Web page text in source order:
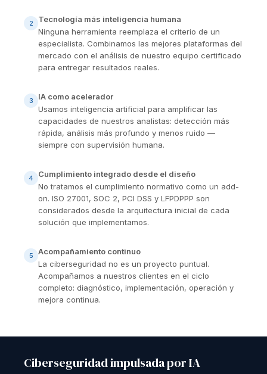
2
Tecnología más inteligencia humana
Ninguna herramienta reemplaza el criterio de un
especialista. Combinamos las mejores plataformas del
mercado con el análisis de nuestro equipo certificado
para entregar resultados reales.
3
IA como acelerador
Usamos inteligencia artificial para amplificar las
capacidades de nuestros analistas: detección más
rápida, análisis más profundo y menos ruido —
siempre con supervisión humana.
4
Cumplimiento integrado desde el diseño
No tratamos el cumplimiento normativo como un add-
on. ISO 27001, SOC 2, PCI DSS y LFPDPPP son
considerados desde la arquitectura inicial de cada
solución que implementamos.
5
Acompañamiento continuo
La ciberseguridad no es un proyecto puntual.
Acompañamos a nuestros clientes en el ciclo
completo: diagnóstico, implementación, operación y
mejora continua.
Ciberseguridad impulsada por IA